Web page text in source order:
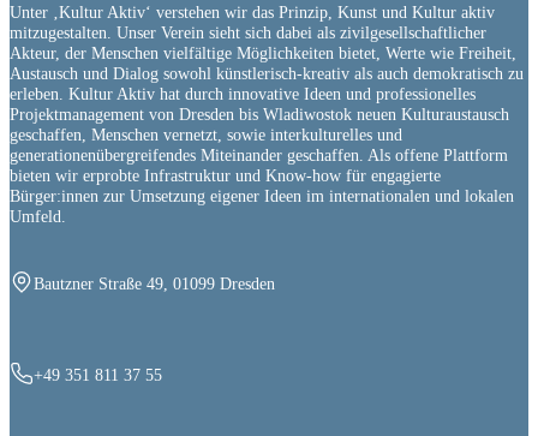
Unter ‚Kultur Aktiv‘ verstehen wir das Prinzip, Kunst und Kultur aktiv
mitzugestalten. Unser Verein sieht sich dabei als zivilgesellschaftlicher
Akteur, der Menschen vielfältige Möglichkeiten bietet, Werte wie Freiheit,
Austausch und Dialog sowohl künstlerisch-kreativ als auch demokratisch zu
erleben. Kultur Aktiv hat durch innovative Ideen und professionelles
Projektmanagement von Dresden bis Wladiwostok neuen Kulturaustausch
geschaffen, Menschen vernetzt, sowie interkulturelles und
generationenübergreifendes Miteinander geschaffen. Als offene Plattform
bieten wir erprobte Infrastruktur und Know-how für engagierte
Bürger:innen zur Umsetzung eigener Ideen im internationalen und lokalen
Umfeld.
Bautzner Straße 49, 01099 Dresden
+49 351 811 37 55